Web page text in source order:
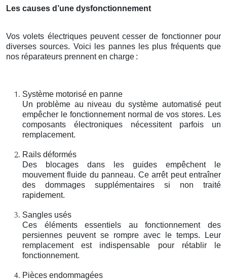
Les causes d’une dysfonctionnement
Vos volets électriques peuvent cesser de fonctionner pour
diverses sources. Voici les pannes les plus fréquents que
nos réparateurs prennent en charge :
Système motorisé en panne
Un problème au niveau du système automatisé peut
empêcher le fonctionnement normal de vos stores. Les
composants électroniques nécessitent parfois un
remplacement.
Rails déformés
Des blocages dans les guides empêchent le
mouvement fluide du panneau. Ce arrêt peut entraîner
des dommages supplémentaires si non traité
rapidement.
Sangles usés
Ces éléments essentiels au fonctionnement des
persiennes peuvent se rompre avec le temps. Leur
remplacement est indispensable pour rétablir le
fonctionnement.
Pièces endommagées